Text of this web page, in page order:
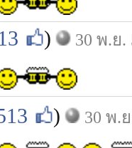
) 30 พ.ย.
) 30 พ.